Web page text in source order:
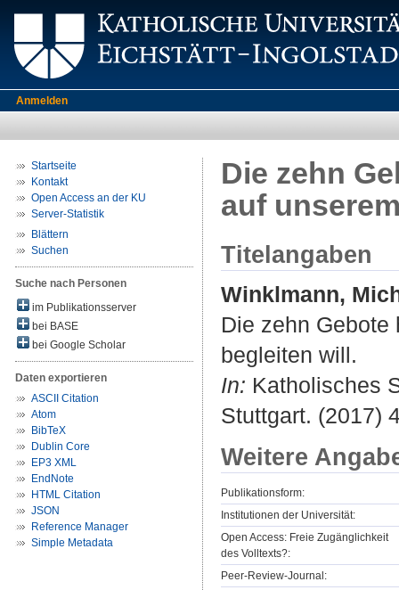
Anmelden
Startseite
Kontakt
Open Access an der KU
Server-Statistik
Blättern
Suchen
Suche nach Personen
im Publikationsserver
bei BASE
bei Google Scholar
Daten exportieren
ASCII Citation
Atom
BibTeX
Dublin Core
EP3 XML
EndNote
HTML Citation
JSON
Reference Manager
Simple Metadata
Die zehn
auf
Titelangaben
Winklmann,
Die zehn Gebote
begleiten will.
In: Katholisches
Stuttgart. (2017)
Weitere
Publikationsform:
Institutionen der Universität:
Open Access: Freie Zugänglichkeit
des Volltexts?:
Peer-Review-Journal: